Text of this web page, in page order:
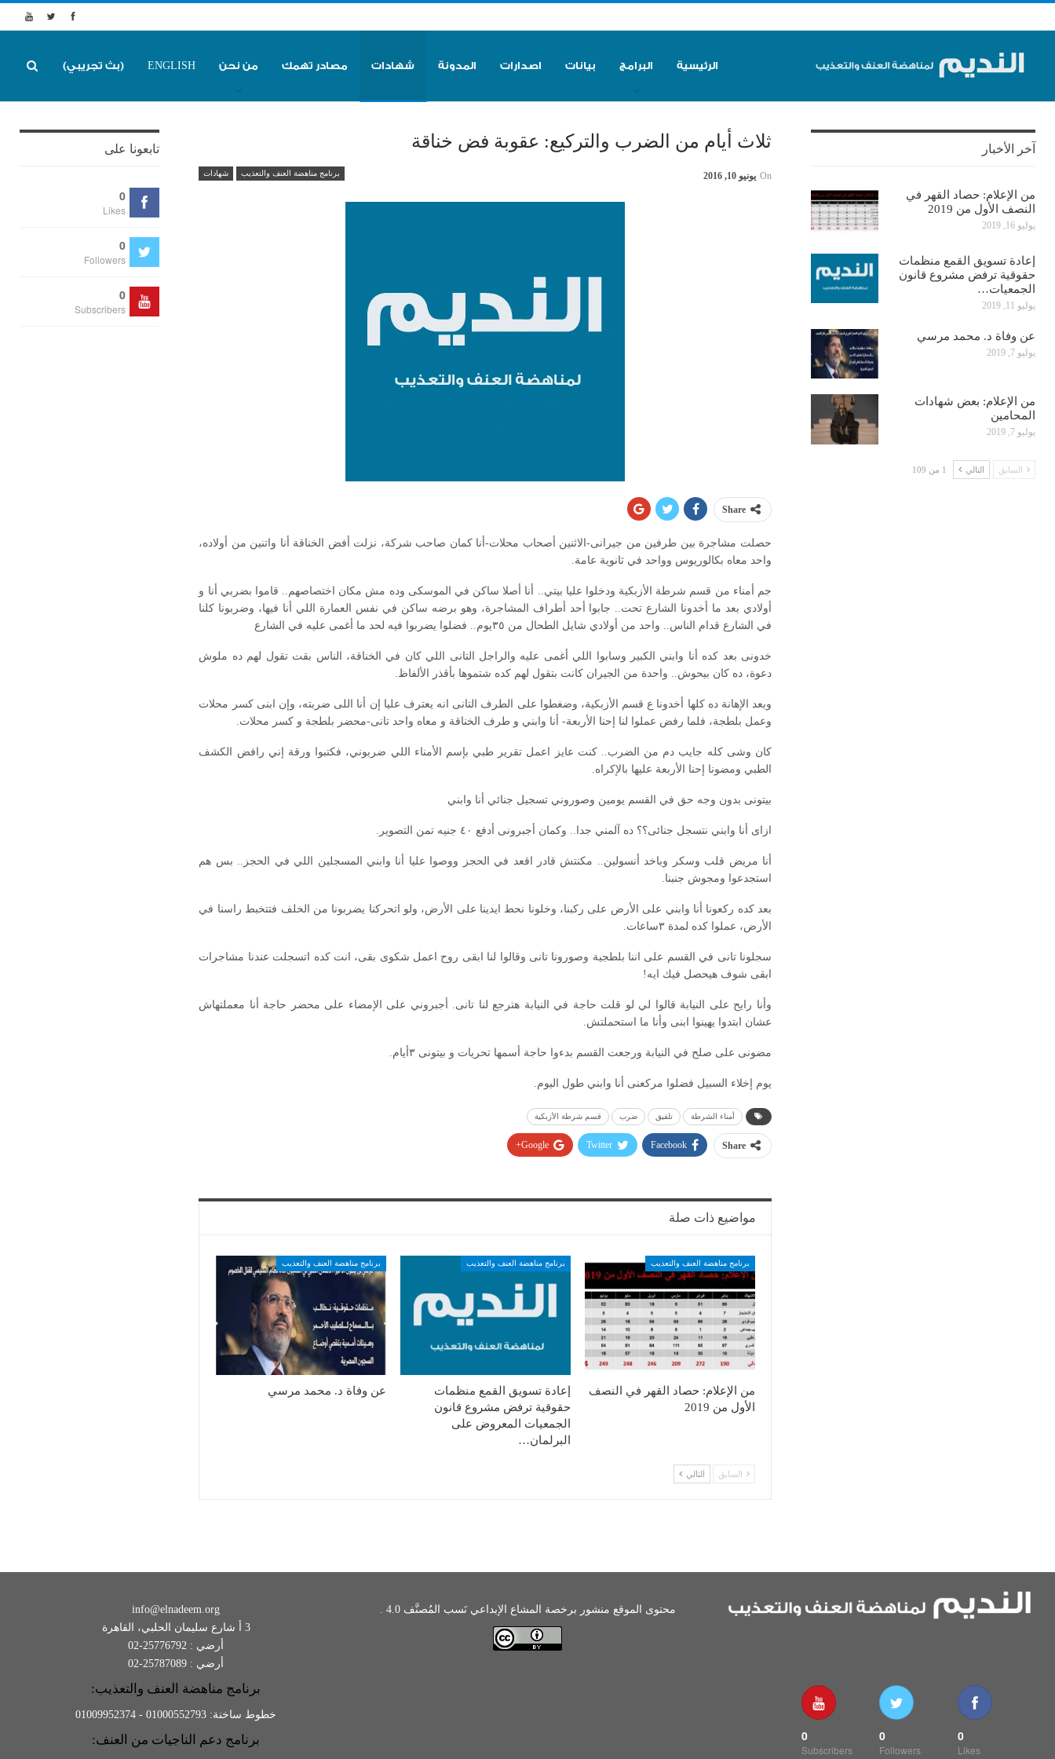
الرئيسية البرامج بيانات اصدارات المدونة شهادات مصادر تهمك من نحن ENGLISH (بث تجريبي)
ثلاث أيام من الضرب والتركيع: عقوبة فض خناقة
برنامج مناهضة العنف والتعذيب شهادات On يونيو 10, 2016
Share
حصلت مشاجرة بين طرفين من جيرانى-الاثنين أصحاب محلات-أنا كمان صاحب شركة، نزلت أفض الخناقة أنا واتنين من أولاده،
واحد معاه بكالوريوس وواحد في ثانوية عامة.
جم أمناء من قسم شرطة الأزبكية ودخلوا عليا بيتي.. أنا أصلا ساكن في الموسكى وده مش مكان اختصاصهم.. قاموا بضربي أنا و
أولادي بعد ما أخدونا الشارع تحت.. جابوا أحد أطراف المشاجرة، وهو برضه ساكن في نفس العمارة اللي أنا فيها، وضربونا كلنا
في الشارع قدام الناس.. واحد من أولادي شايل الطحال من ٣٥يوم.. فضلوا يضربوا فيه لحد ما أغمى عليه في الشارع
خدونى بعد كده أنا وابني الكبير وسابوا اللي أغمى عليه والراجل التانى اللي كان في الخناقة، الناس بقت تقول لهم ده ملوش
دعوة، ده كان بيحوش.. واحدة من الجيران كانت بتقول لهم كده شتموها بأقذر الألفاظ.
وبعد الإهانة ده كلها أخدونا ع قسم الأزبكية، وضغطوا على الطرف التانى انه يعترف عليا إن أنا اللى ضربته، وإن ابنى كسر محلات
وعمل بلطجة، فلما رفض عملوا لنا إحنا الأربعة- أنا وابني و طرف الخناقة و معاه واحد تانى-محضر بلطجة و كسر محلات.
كان وشى كله جايب دم من الضرب.. كنت عايز اعمل تقرير طبي بإسم الأمناء اللي ضربوني، فكتبوا ورقة إني رافض الكشف
الطبي ومضونا إحنا الأربعة عليها بالإكراه.
بيتونى بدون وجه حق في القسم يومين وصوروني تسجيل جنائي أنا وابني
ازاى أنا وابني نتسجل جنائى؟؟ ده آلمني جدا.. وكمان أجبرونى أدفع ٤٠ جنيه تمن التصوير.
أنا مريض قلب وسكر وباخد أنسولين.. مكنتش قادر اقعد في الحجز ووصوا عليا أنا وابني المسجلين اللي في الحجز.. بس هم
استجدعوا ومجوش جنبنا.
بعد كده ركعونا أنا وابني على الأرض على ركبنا، وخلونا نحط ايدينا على الأرض، ولو اتحركنا يضربونا من الخلف فتتخبط راسنا في
الأرض، عملوا كده لمدة ٣ساعات.
سجلونا تانى في القسم على اننا بلطجية وصورونا تانى وقالوا لنا ابقى روح اعمل شكوى بقى، انت كده اتسجلت عندنا مشاجرات
ابقى شوف هيحصل فيك ايه!
وأنا رايح على النيابة قالوا لي لو قلت حاجة في النيابة هترجع لنا تانى. أجبروني على الإمضاء على محضر حاجة أنا معملتهاش
عشان ابتدوا يهينوا ابنى وأنا ما استحملتش.
مضونى على صلح في النيابة ورجعت القسم بدءوا حاجة أسمها تحريات و بيتونى ٣أيام.
يوم إخلاء السبيل فضلوا مركعنى أنا وابني طول اليوم.
أمناء الشرطة تلفيق ضرب قسم شرطة الأزبكية
Share
Facebook
Twitter
Google+
مواضيع ذات صلة
برنامج مناهضة العنف والتعذيب
من الإعلام: حصاد القهر في النصف
الأول من 2019
برنامج مناهضة العنف والتعذيب
إعادة تسويق القمع منظمات
حقوقية ترفض مشروع قانون
الجمعيات المعروض على
البرلمان…
برنامج مناهضة العنف والتعذيب
عن وفاة د. محمد مرسي
السابق التالي
تابعونا على
0
Likes
0
Followers
0
Subscribers
آخر الأخبار
من الإعلام: حصاد القهر في
النصف الأول من 2019
يوليو 16, 2019
إعادة تسويق القمع منظمات
حقوقية ترفض مشروع قانون
الجمعيات…
يوليو 11, 2019
عن وفاة د. محمد مرسي
يوليو 7, 2019
من الإعلام: بعض شهادات
المحامين
يوليو 7, 2019
السابق التالي 1 من 109
0
Likes
0
Followers
0
Subscribers
محتوى الموقع منشور برخصة المشاع الإبداعي نَسب المُصنَّف 4.0 .
info@elnadeem.org
3 أ شارع سليمان الحلبي، القاهرة
أرضي : 25776792-02
أرضي : 25787089-02
برنامج مناهضة العنف والتعذيب:
خطوط ساخنة: 01000552793 - 01009952374
برنامج دعم الناجيات من العنف: